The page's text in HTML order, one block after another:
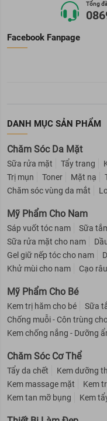
Tổng
Facebook Fanpage
DANH MỤC SẢN PHẨM
Chăm Sóc Da Mặt
Sữa rửa mặt Tẩy trang
Trị mụn
Toner Mặt nạ
Chăm sóc vùng da mắt
Mỹ Phẩm Cho Nam
Sáp vuốt tóc nam Sữa
Sữa rửa mặt cho nam
Gel giữ nếp tóc cho nam
Khử mùi cho nam
Cạo
Mỹ Phẩm Cho Bé
Kem trị hăm cho bé Sữa
Chống muỗi - Côn trùng
Kem chống nắng - Dưỡng
Chăm Sóc Cơ Thể
Tẩy da chết Kem dưỡng
Kem massage mặt
Kem
Kem tan mỡ bụng
Kem